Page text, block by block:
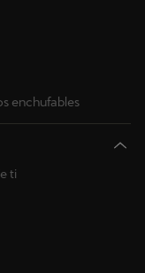
enchufables
ti